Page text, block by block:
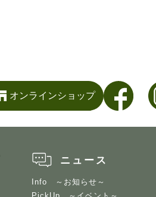
オンラインショップ
ニュース
Info ～お知らせ～